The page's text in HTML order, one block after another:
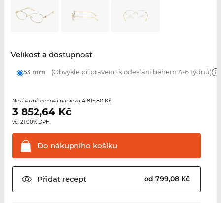
Velikost a dostupnost
53 mm (Obvykle připraveno k odeslání během 4-6 týdnů)
Nezávazná cenová nabídka 4 815,80 Kč
3 852,64Kč
vč. 21.00% DPH.
Do nákupního košíku
Přidatrecept od 799,08 Kč